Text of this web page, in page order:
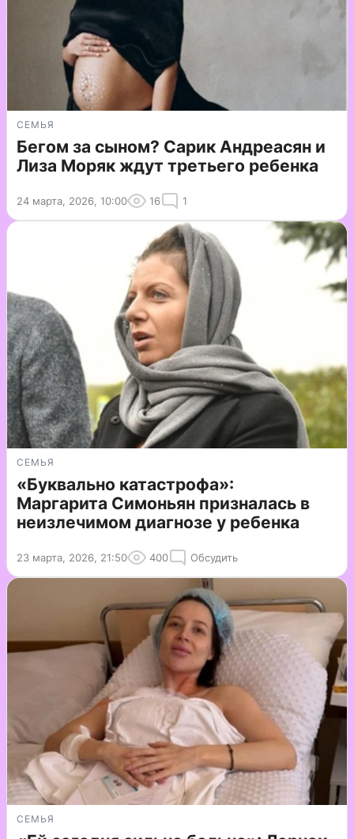
СЕМЬЯ
Бегом за сыном? Сарик Андреасян и
Лиза Моряк ждут третьего ребенка
24 марта, 2026, 10:00 16 1
СЕМЬЯ
«Буквально катастрофа»:
Маргарита Симоньян призналась в
неизлечимом диагнозе у ребенка
23 марта, 2026, 21:50 400 Обсудить
СЕМЬЯ